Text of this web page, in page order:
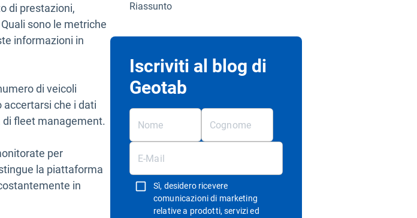
di prestazioni,
sono le metriche
informazioni in
di veicoli
che i dati
fleet management.
per
la piattaforma
in
Riassunto
Iscriviti al blog di
Geotab
Sì, desidero ricevere
comunicazioni di marketing
relative a prodotti, servizi ed